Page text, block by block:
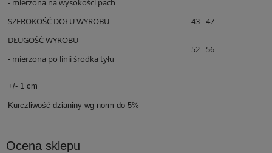
- mierzona na wysokości pach
SZEROKOŚĆ DOŁU WYROBU 43 47
DŁUGOŚĆ WYROBU
- mierzona po linii środka tyłu
52 56
+/- 1 cm
Kurczliwość dzianiny wg norm do 5%
Ocena sklepu